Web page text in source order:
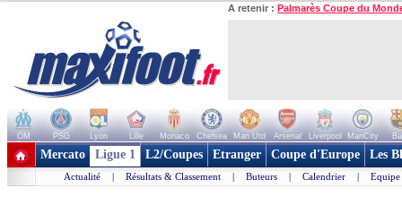
A retenir : Palmarès Coupe du
OM PSG Lyon Lille Monaco Chelsea Man Utd Arsenal Liverpool ManCity
+ de clubs
Mercato Ligue 1 L2/Coupes Etranger Coupe d'Europe Les
Actualité | Résultats & Classement | Buteurs | Calendrier | Equipe